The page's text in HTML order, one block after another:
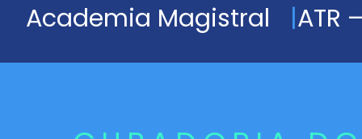
Academia Magistral ATR